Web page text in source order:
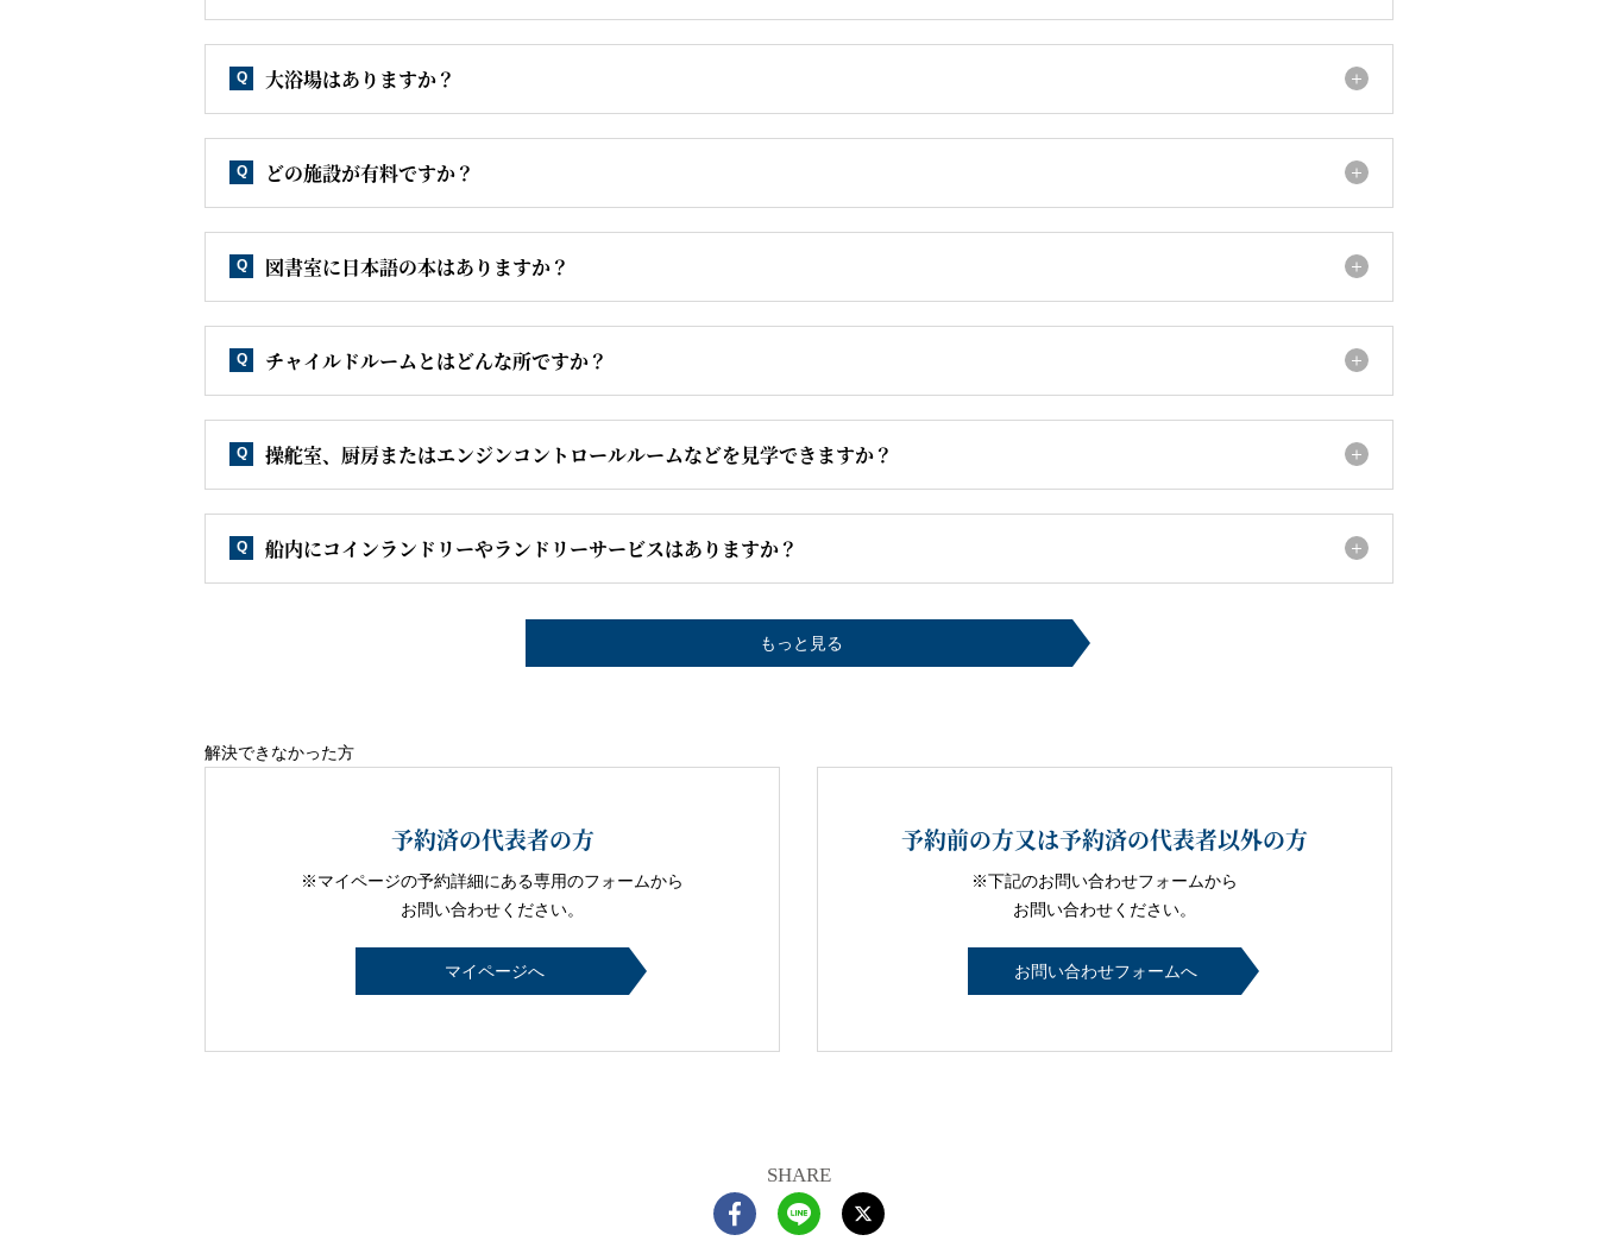
Q 大浴場はありますか？
Q どの施設が有料ですか？
Q 図書室に日本語の本はありますか？
Q チャイルドルームとはどんな所ですか？
Q 操舵室、厨房またはエンジンコントロールルームなどを見学できますか？
Q 船内にコインランドリーやランドリーサービスはありますか？
もっと見る
解決できなかった方
予約済の代表者の方
※マイページの予約詳細にある専用のフォームから
お問い合わせください。
マイページへ
予約前の方又は予約済の代表者以外の方
※下記のお問い合わせフォームから
お問い合わせください。
お問い合わせフォームへ
SHARE